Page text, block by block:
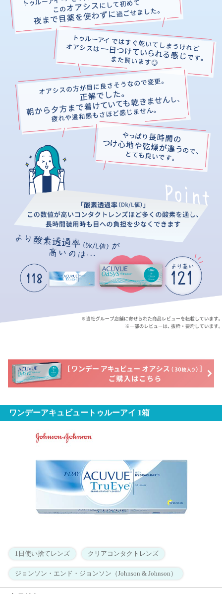
ワンデーアキュビュートゥルーアイ 1箱
1日使い捨てレンズ クリアコンタクトレンズ
ジョンソン・エンド・ジョンソン（Johnson & Johnson）